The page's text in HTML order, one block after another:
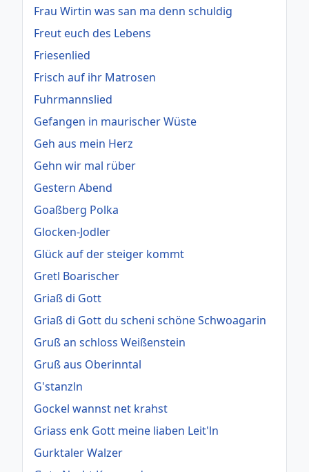
Frau Wirtin was san ma denn schuldig
Freut euch des Lebens
Friesenlied
Frisch auf ihr Matrosen
Fuhrmannslied
Gefangen in maurischer Wüste
Geh aus mein Herz
Gehn wir mal rüber
Gestern Abend
Goaßberg Polka
Glocken-Jodler
Glück auf der steiger kommt
Gretl Boarischer
Griaß di Gott
Griaß di Gott du scheni schöne Schwoagarin
Gruß an schloss Weißenstein
Gruß aus Oberinntal
G'stanzln
Gockel wannst net krahst
Griass enk Gott meine liaben Leit'ln
Gurktaler Walzer